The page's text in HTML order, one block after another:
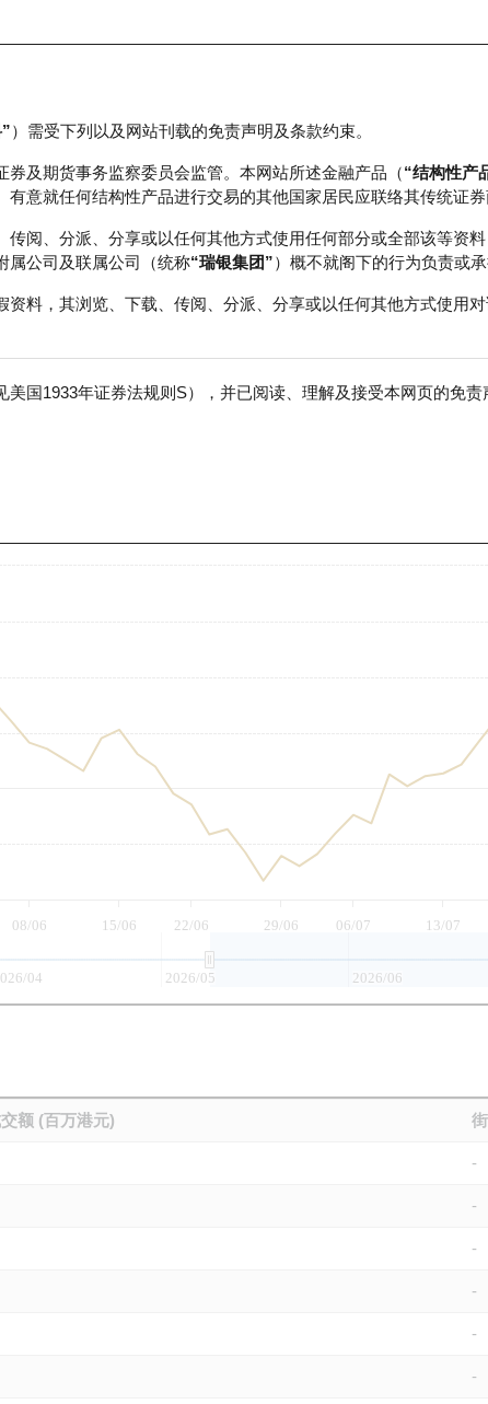
股数据及市场统计 瑞银轮证教室
）需受下列以及网站刊载的免责声明及条款约束。
及期货事务监察委员会监管。本网站所述金融产品（“结构性产
意就任何结构性产品进行交易的其他国家居民应联络其传统证券
阅、分派、分享或以任何其他方式使用任何部分或全部该等资
属公司及联属公司（统称“瑞银集团”）概不就阁下的行为负责或承
料，其浏览、下载、传阅、分派、分享或以任何其他方式使用
国1933年证券法规则S），并已阅读、理解及接受本网页的免责
15/06 29/06 13/07
08/06 22/06 06/07
04 2026/05 2026/06
额 (百万港元)
-
-
-
-
-
-